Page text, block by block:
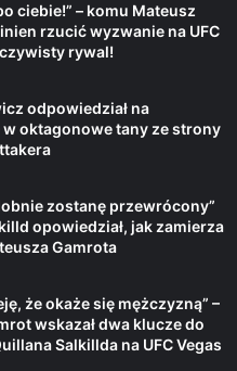
ciebie!” – komu Mateusz
rzucić wyzwanie na UFC
rywal!
odpowiedział na
oktagonowe tany ze strony
zostanę przewrócony”
opowiedział, jak zamierza
Gamrota
że okaże się mężczyzną” –
wskazał dwa klucze do
Salkillda na UFC Vegas